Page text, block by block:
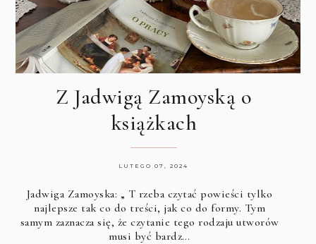
Z Jadwigą Zamoyską o
książkach
LUTEGO 07, 2024
Jadwiga Zamoyska: „ T rzeba czytać powieści tylko
najlepsze tak co do treści, jak co do formy. Tym
samym zaznacza się, że czytanie tego rodzaju utworów
musi być bardz…